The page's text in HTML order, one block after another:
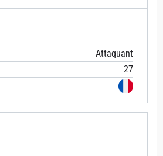
Attaquant
27